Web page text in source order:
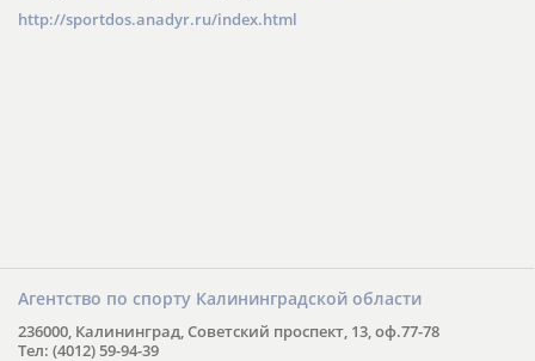
http://sportdos.anadyr.ru/index.html
Агентство по спорту Калининградской области
236000, Калининград, Советский проспект, 13, оф.77-78
Тел: (4012) 59-94-39